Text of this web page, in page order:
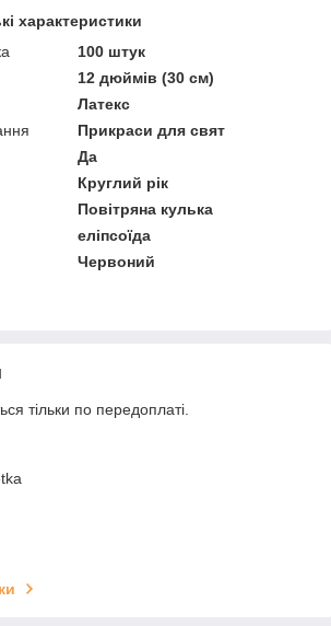
характеристики
100 штук
12 дюймів (30 см)
Латекс
Прикраси для свят
Да
Круглий рік
Повітряна кулька
еліпсоїда
Червоний
тільки по передоплаті.